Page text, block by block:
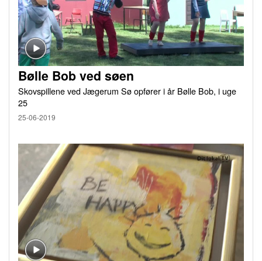
Bølle Bob ved søen
Skovspillene ved Jægerum Sø opfører i år Bølle Bob, i uge
25
25-06-2019